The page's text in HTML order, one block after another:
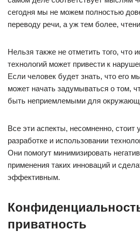
сегодня мы не можем полностью
переводу речи, а уж тем более,
Нельзя также не отметить того, что
технологий может привести к
Если человек будет знать, что его
может начать задумываться о том,
быть неприемлемыми для
Все эти аспекты, несомненно, стоит
разработке и использовании
Они помогут минимизировать
применения таких инноваций и
эффективным.
приватность